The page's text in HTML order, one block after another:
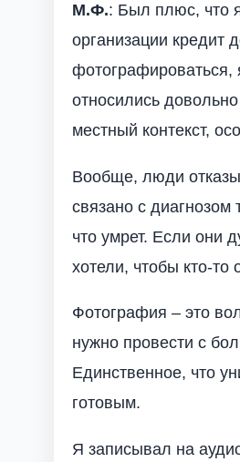
М.Ф.: Был плюс, что
организации кредит
относились
местный контекст,
Вообще, люди
связано с
что умрет. Если они
хотели, чтобы кто-то
Фотография – это
нужно провести с
Единственное, что
готовым.
Я записывал на